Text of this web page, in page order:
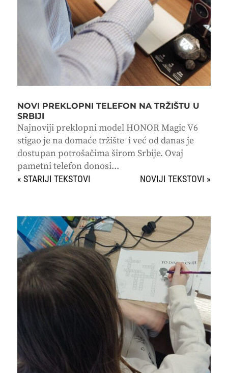
NOVI PREKLOPNI TELEFON NA TRŽIŠTU U
SRBIJI
Najnoviji preklopni model HONOR Magic V6
stigao je na domaće tržište i već od danas je
dostupan potrošačima širom Srbije. Ovaj
pametni telefon donosi...
« STARIJI UNOSI SLEDEĆI UNOSI »